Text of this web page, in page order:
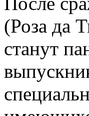
(Роза да
станут